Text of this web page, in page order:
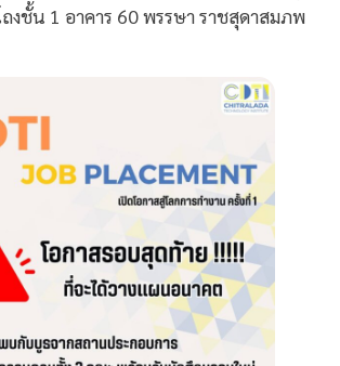
งชั้น 1 อาคาร 60 พรรษา ราชสุดาสมภพ